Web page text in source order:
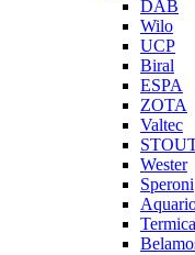
DAB
Wilo
UCP
Biral
ESPA
ZOTA
Valtec
Wester
Speroni
Termica